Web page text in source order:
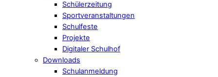
Schülerzeitung
Sportveranstaltungen
Schulfeste
Projekte
Digitaler Schulhof
Downloads
Schulanmeldung